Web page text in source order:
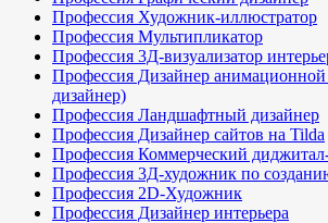
Профессия Художник-иллюстратор
Профессия Мультипликатор
Профессия 3Д-визуализатор
Профессия Дизайнер
дизайнер)
Профессия Ландшафтный дизайнер
Профессия Дизайнер сайтов на Tilda
Профессия Коммерческий
Профессия 3Д-художник по
Профессия 2D-Художник
Профессия Дизайнер интерьера